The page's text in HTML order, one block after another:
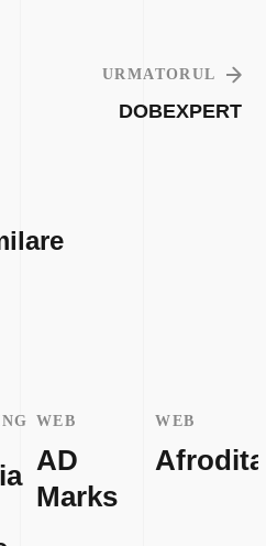
URMATORUL
DOBEXPERT
WEB
AD
Marks
WEB
Afrodita